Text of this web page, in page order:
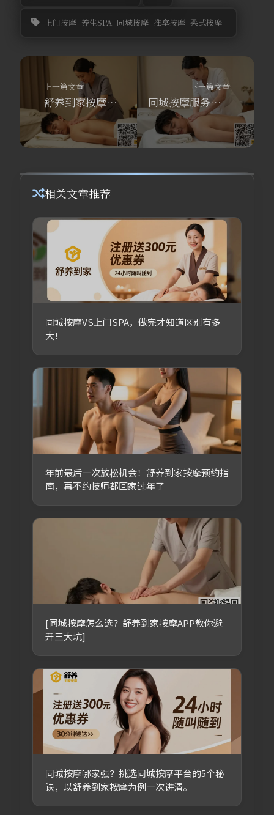
上门按摩 养生SPA 同城按摩 推拿按摩 柔式按摩
上一篇文章
舒养到家按摩：男士养生SPA有哪些？揭秘男性私处保养的按摩手法
下一篇文章
同城按摩服务平台怎么选？做SPA对身体有什么好处？舒养到家按摩30分钟上门真香！
相关文章推荐
同城按摩VS上门SPA，做完才知道区别有多
大！
年前最后一次放松机会！舒养到家按摩预约指
南，再不约技师都回家过年了
[同城按摩怎么选？舒养到家按摩APP教你避
开三大坑]
同城按摩哪家强？挑选同城按摩平台的5个秘
诀，以舒养到家按摩为例一次讲清。